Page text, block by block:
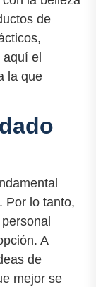
de
el
la que
Por lo tanto,
A
de
mejor se